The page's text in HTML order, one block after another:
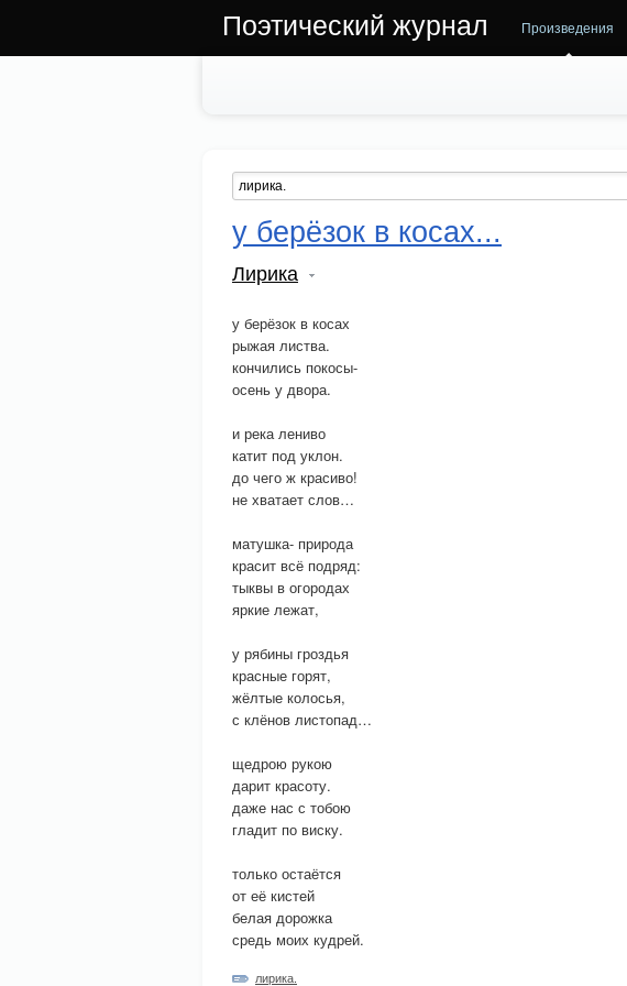
Поэтический журнал Произведения
у берёзок в косах...
Лирика
у берёзок в косах
рыжая листва.
кончились покосы-
осень у двора.
и река лениво
катит под уклон.
до чего ж красиво!
не хватает слов…
матушка- природа
красит всё подряд:
тыквы в огородах
яркие лежат,
у рябины гроздья
красные горят,
жёлтые колосья,
с клёнов листопад…
щедрою рукою
дарит красоту.
даже нас с тобою
гладит по виску.
только остаётся
от её кистей
белая дорожка
средь моих кудрей.
лирика.